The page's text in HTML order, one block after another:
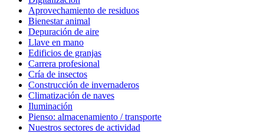
Aprovechamiento de residuos
Bienestar animal
Depuración de aire
Llave en mano
Edificios de granjas
Carrera profesional
Cría de insectos
Construcción de invernaderos
Climatización de naves
Iluminación
Pienso: almacenamiento / transporte
Nuestros sectores de actividad